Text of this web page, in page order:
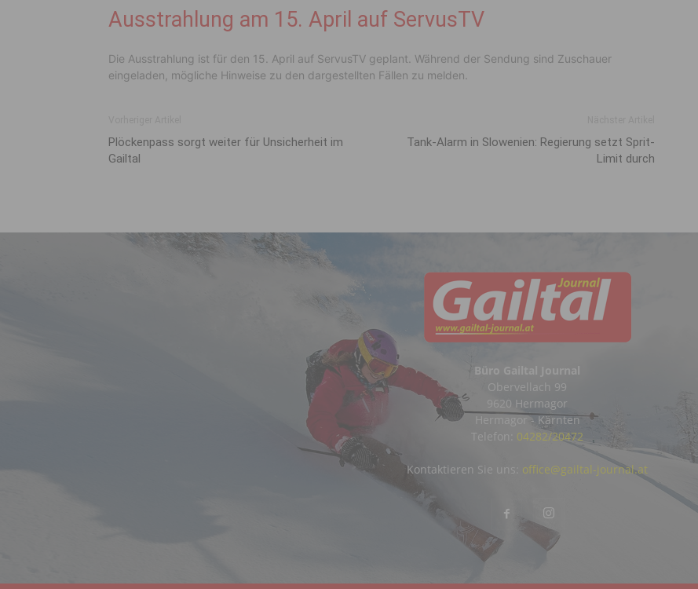
Ausstrahlung am 15. April auf ServusTV
Die Ausstrahlung ist für den 15. April auf ServusTV geplant. Während der Sendung sind Zuschauer
eingeladen, mögliche Hinweise zu den dargestellten Fällen zu melden.
Plöckenpass sorgt weiter für Unsicherheit im
Gailtal
Tank-Alarm in Slowenien: Regierung setzt Sprit-
Limit durch
Büro Gailtal Journal
Obervellach 99
9620 Hermagor
Hermagor - Kärnten
Telefon: 04282/20472
Kontaktieren Sie uns: office@gailtal-journal.at